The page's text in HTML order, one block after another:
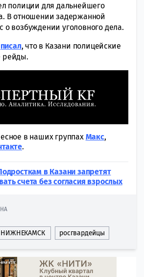
полиции для дальнейшего
В отношении задержанной
о возбуждении уголовного дела.
писал, что в Казани полицейские
рейды.
в наших группах Макс,
.
в Казани запретят
счета без согласия взрослых
НИЖНЕКАМСК росгвардейцы